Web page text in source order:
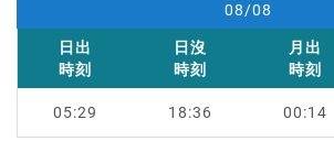
月
08/08
08/08
月
日出
時刻
日沒
時刻
月出
時刻
05:29 18:36 00:14